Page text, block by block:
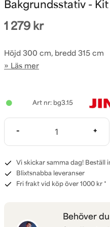
Bakgrundsstativ -
1 279 kr
Höjd 300 cm, bredd 315 cm
Läs mer
bg3.15
- +
Vi skickar samma dag! Beställ
Blixtsnabba leveranser
Fri frakt vid köp över 1000 kr *
Behöver